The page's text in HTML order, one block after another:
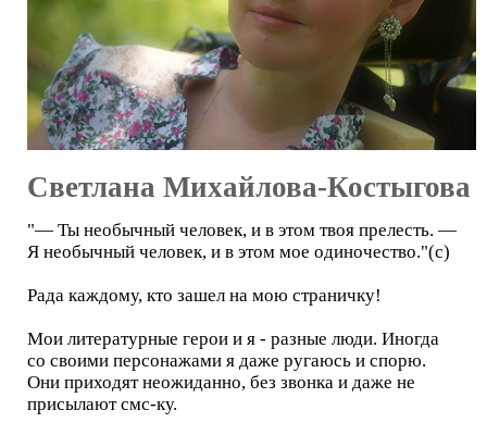
Светлана Михайлова-Костыгова
"— Ты необычный человек, и в этом твоя прелесть. —
Я необычный человек, и в этом мое одиночество."(с)
Рада каждому, кто зашел на мою страничку!
Мои литературные герои и я - разные люди. Иногда
со своими персонажами я даже ругаюсь и спорю.
Они приходят неожиданно, без звонка и даже не
присылают смс-ку.